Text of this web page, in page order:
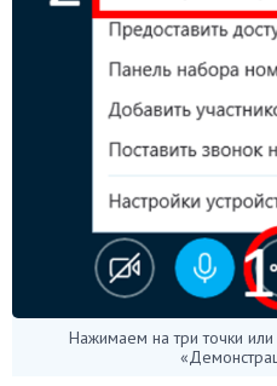
Нажимаем на три точки